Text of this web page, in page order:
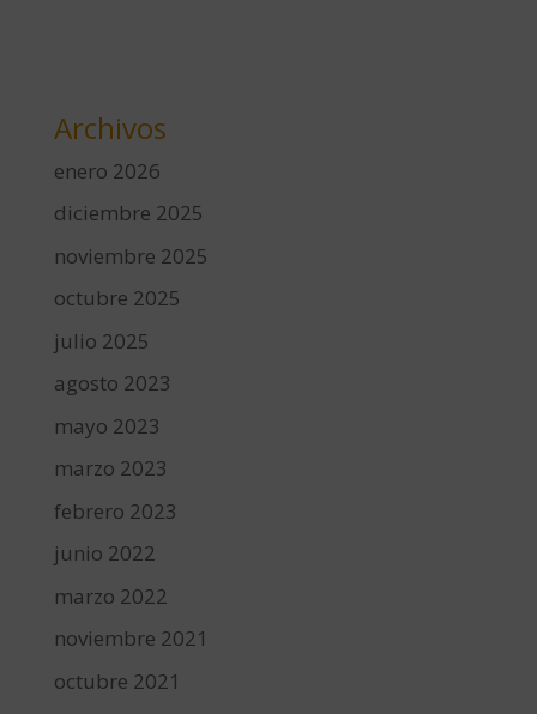
Archivos
enero 2026
diciembre 2025
noviembre 2025
octubre 2025
julio 2025
agosto 2023
mayo 2023
marzo 2023
febrero 2023
junio 2022
marzo 2022
noviembre 2021
octubre 2021